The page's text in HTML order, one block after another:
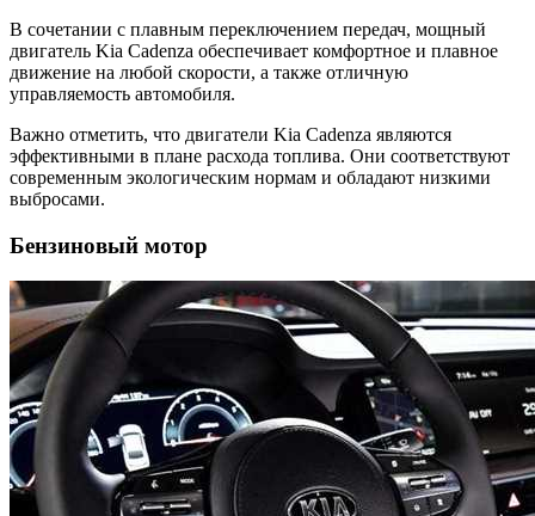
В сочетании с плавным переключением передач, мощный
двигатель Kia Cadenza обеспечивает комфортное и плавное
движение на любой скорости, а также отличную
управляемость автомобиля.
Важно отметить, что двигатели Kia Cadenza являются
эффективными в плане расхода топлива. Они соответствуют
современным экологическим нормам и обладают низкими
выбросами.
Бензиновый мотор